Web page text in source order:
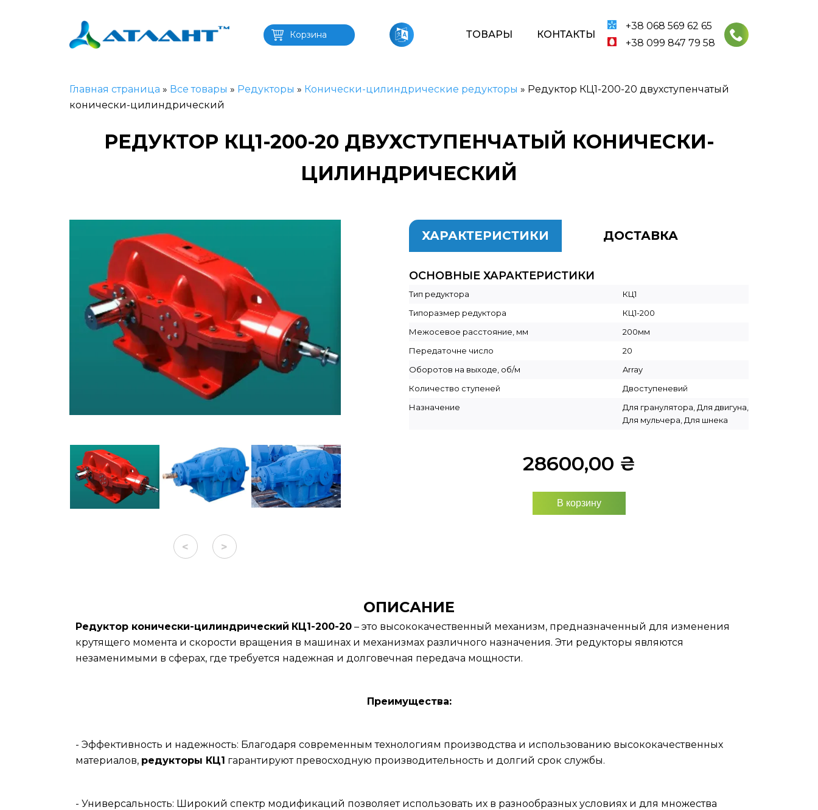
Корзина ТОВАРЫ КОНТАКТЫ
+38 068 569 62 65
+38 099 847 79 58
Главная страница » Все товары » Редукторы » Конически-цилиндрические редукторы » Редуктор КЦ1-200-20 двухступенчатый
конически-цилиндрический
РЕДУКТОР КЦ1-200-20 ДВУХСТУПЕНЧАТЫЙ КОНИЧЕСКИ-
ЦИЛИНДРИЧЕСКИЙ
< >
ХАРАКТЕРИСТИКИ ДОСТАВКА
ОСНОВНЫЕ ХАРАКТЕРИСТИКИ
Тип редуктора
КЦ1
Типоразмер редуктора
КЦ1-200
Межосевое расстояние, мм
200мм
Передаточне число
20
Оборотов на выходе, об/м
Array
Количество ступеней
Двоступеневий
Назначение
Для гранулятора, Для двигуна,
Для мульчера, Для шнека
28600,00 ₴
В корзину
ОПИСАНИЕ
Редуктор конически-цилиндрический КЦ1-200-20– это высококачественный механизм, предназначенный для изменения
крутящего момента и скорости вращения в машинах и механизмах различного назначения. Эти редукторы являются
незаменимыми в сферах, где требуется надежная и долговечная передача мощности.
Преимущества:
- Эффективность и надежность: Благодаря современным технологиям производства и использованию высококачественных
материалов, редукторы КЦ1 гарантируют превосходную производительность и долгий срок службы.
- Универсальность: Широкий спектр модификаций позволяет использовать их в разнообразных условиях и для множества